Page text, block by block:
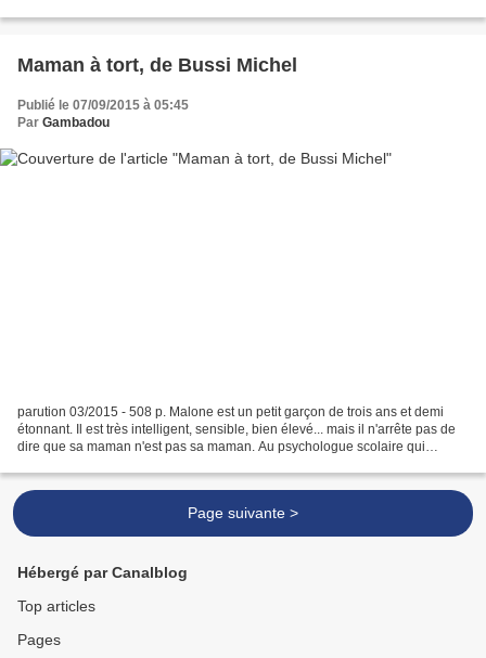
Maman à tort, de Bussi Michel
Publié le 07/09/2015 à 05:45
Par Gambadou
parution 03/2015 - 508 p. Malone est un petit garçon de trois ans et demi
étonnant. Il est très intelligent, sensible, bien élevé... mais il n'arrête pas de
dire que sa maman n'est pas sa maman. Au psychologue scolaire qui
Page suivante >
Hébergé par Canalblog
Top articles
Pages